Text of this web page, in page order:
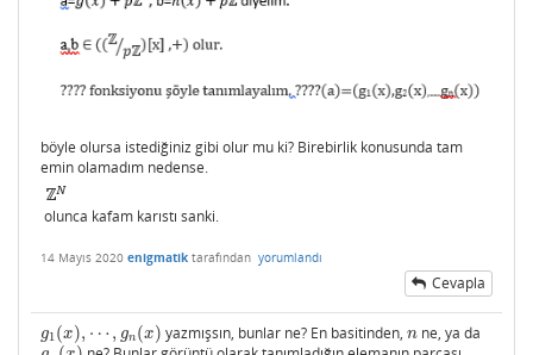
böyle olursa istediğiniz gibi olur mu ki? Birebirlik konusunda tam
emin olamadım nedense.
olunca kafam karıstı sanki.
14 Mayıs 2020 enigmatik tarafından yorumlandı
Cevapla
g1(x), ⋯ , gn (x)
g1(x),⋯, g n ( x) yazmışsın, bunlar ne? En basitinden,n
n ne, ya da